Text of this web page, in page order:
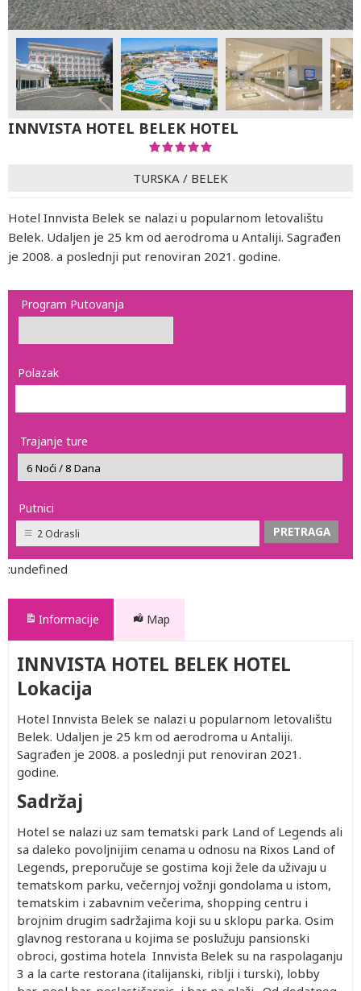
INNVISTA HOTEL BELEK HOTEL
TURSKA / BELEK
Hotel Innvista Belek se nalazi u popularnom letovalištu
Belek. Udaljen je 25 km od aerodroma u Antaliji. Sagrađen
je 2008. a poslednji put renoviran 2021. godine.
Program Putovanja
Polazak
Trajanje ture
Putnici
2 Odrasli
:undefined
Informacije Map
INNVISTA HOTEL BELEK HOTEL
Lokacija
Hotel Innvista Belek se nalazi u popularnom letovalištu
Belek. Udaljen je 25 km od aerodroma u Antaliji.
Sagrađen je 2008. a poslednji put renoviran 2021.
godine.
Sadržaj
Hotel se nalazi uz sam tematski park Land of Legends ali
sa daleko povoljnijim cenama u odnosu na Rixos Land of
Legends, preporučuje se gostima koji žele da uživaju u
tematskom parku, večernjoj vožnji gondolama u istom,
tematskim i zabavnim večerima, shopping centru i
brojnim drugim sadržajima koji su u sklopu parka. Osim
glavnog restorana u kojima se poslužuju pansionski
obroci, gostima hotela Innvista Belek su na raspolaganju
3 a la carte restorana (italijanski, riblji i turski), lobby